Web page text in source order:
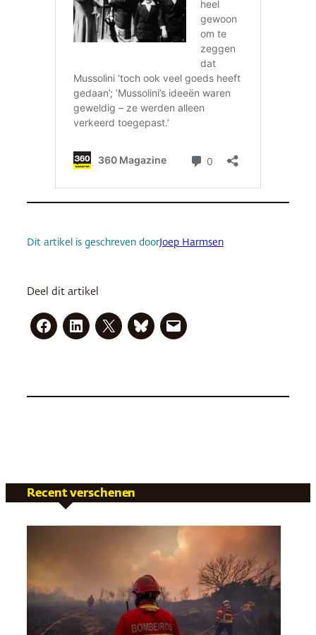
Dit artikel is geschreven doorJoep Harmsen
Deel dit artikel
Recent verschenen